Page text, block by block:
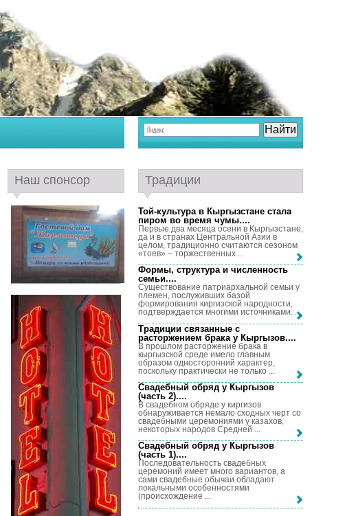
Наш спонсор Традиции
Той-культура в Кыргызстане стала
пиром во время чумы....
Первые два месяца осени в Кыргызстане,
да и в странах Центральной Азии в
целом, традиционно считаются сезоном
«тоев» – торжественных ...
Формы, структура и численность
семьи....
Существование патриархальной семьи у
племен, послуживших базой
формирования киргизской народности,
подтверждается многими источниками. ...
Традиции связанные с
расторжением брака у Кыргызов....
В прошлом расторжение брака в
кыргызской среде имело главным
образом односторонний характер,
поскольку практически не только ...
Свадебный обряд у Кыргызов
(часть 2)....
В свадебном обряде у киргизов
обнаруживается немало сходных черт со
свадебными церемониями у казахов,
некоторых народов Средней ...
Свадебный обряд у Кыргызов
(часть 1)....
Последовательность свадебных
церемоний имеет много вариантов, а
сами свадебные обычаи обладают
локальными особенностями
(происхождение ...